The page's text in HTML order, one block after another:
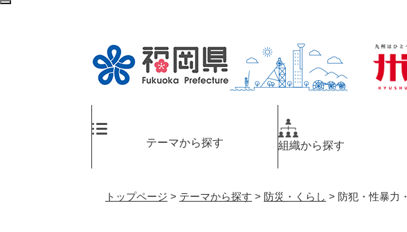
ペ
テーマから探す 組織から探す
トップページ > テーマから探す > 防災・くらし > 防犯・性暴力